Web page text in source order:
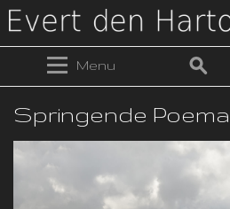
Menu
Springende Poema